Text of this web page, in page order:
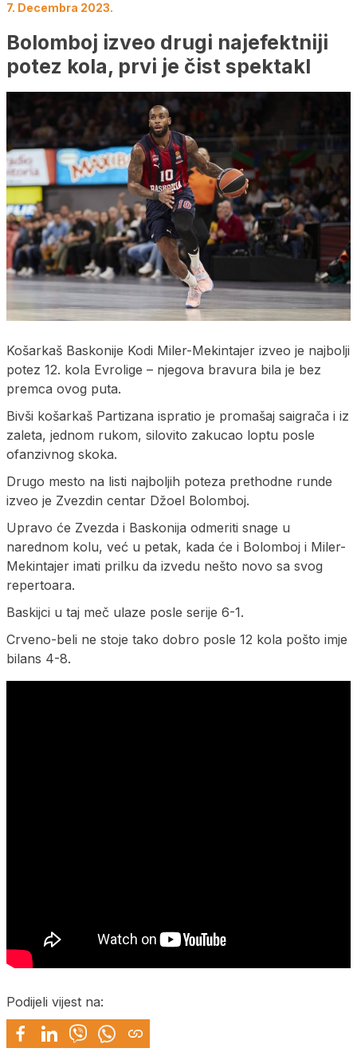
7. Decembra 2023.
Bolomboj izveo drugi najefektniji
potez kola, prvi je čist spektakl
Košarkaš Baskonije Kodi Miler-Mekintajer izveo je najbolji
potez 12. kola Evrolige – njegova bravura bila je bez
premca ovog puta.
Bivši košarkaš Partizana ispratio je promašaj saigrača i iz
zaleta, jednom rukom, silovito zakucao loptu posle
ofanzivnog skoka.
Drugo mesto na listi najboljih poteza prethodne runde
izveo je Zvezdin centar Džoel Bolomboj.
Upravo će Zvezda i Baskonija odmeriti snage u
narednom kolu, već u petak, kada će i Bolomboj i Miler-
Mekintajer imati prilku da izvedu nešto novo sa svog
repertoara.
Baskijci u taj meč ulaze posle serije 6-1.
Crveno-beli ne stoje tako dobro posle 12 kola pošto imje
bilans 4-8.
Podijeli vijest na: